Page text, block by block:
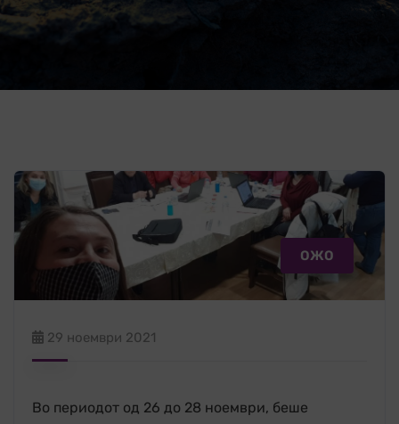
ОЖО
29 ноември 2021
Во периодот од 26 до 28 ноември, беше